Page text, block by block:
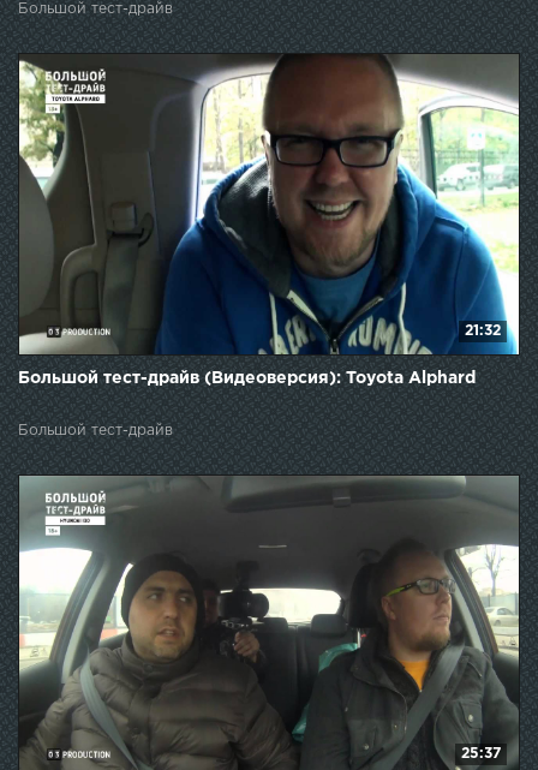
Большой тест-драйв
21:32
Большой тест-драйв (Видеоверсия): Toyota Alphard
Большой тест-драйв
25:37